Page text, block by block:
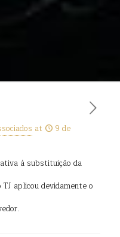
at
9 de
à substituição da
aplicou devidamente o